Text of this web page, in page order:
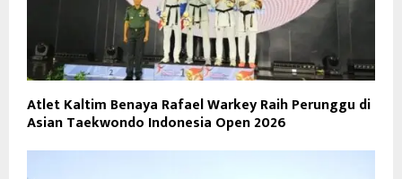
Atlet Kaltim Benaya Rafael Warkey Raih Perunggu di
Asian Taekwondo Indonesia Open 2026